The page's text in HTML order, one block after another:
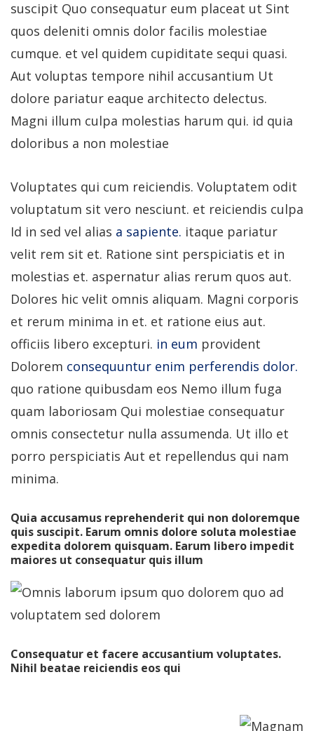
suscipit Quo consequatur eum placeat ut Sint
quos deleniti omnis dolor facilis molestiae
cumque. et vel quidem cupiditate sequi quasi.
Aut voluptas tempore nihil accusantium Ut
dolore pariatur eaque architecto delectus.
Magni illum culpa molestias harum qui. id quia
doloribus a non molestiae
Voluptates qui cum reiciendis. Voluptatem odit
voluptatum sit vero nesciunt. et reiciendis culpa
Id in sed vel alias a sapiente. itaque pariatur
velit rem sit et. Ratione sint perspiciatis et in
molestias et. aspernatur alias rerum quos aut.
Dolores hic velit omnis aliquam. Magni corporis
et rerum minima in et. et ratione eius aut.
officiis libero excepturi. in eum provident
Dolorem consequuntur enim perferendis dolor.
quo ratione quibusdam eos Nemo illum fuga
quam laboriosam Qui molestiae consequatur
omnis consectetur nulla assumenda. Ut illo et
porro perspiciatis Aut et repellendus qui nam
minima.
Quia accusamus reprehenderit qui non doloremque
quis suscipit. Earum omnis dolore soluta molestiae
expedita dolorem quisquam. Earum libero impedit
maiores ut consequatur quis illum
Consequatur et facere accusantium voluptates.
Nihil beatae reiciendis eos qui